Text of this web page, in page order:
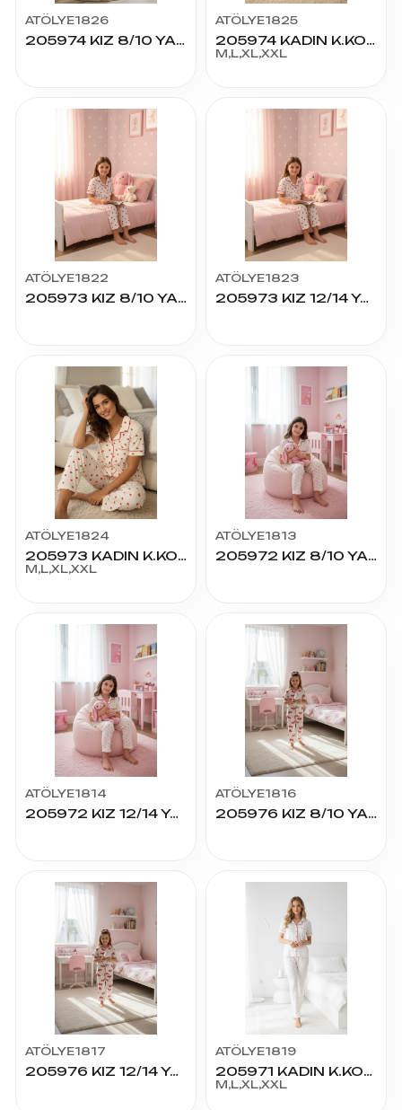
ATÖLYE1826
205974 KIZ 8/10 YAŞ K.KOL PİJAMA TAKIM
ATÖLYE1825
205974 KADIN K.KOL PİJAMA TAKIM
M,L,XL,XXL
ATÖLYE1822
205973 KIZ 8/10 YAŞ K.KOL PİJAMA TAKIM
ATÖLYE1823
205973 KIZ 12/14 YAŞ K.KOL PİJAMA TAKIM
ATÖLYE1824
205973 KADIN K.KOL PİJAMA TAKIM
M,L,XL,XXL
ATÖLYE1813
205972 KIZ 8/10 YAŞ K.KOL PİJAMA TAKIM
ATÖLYE1814
205972 KIZ 12/14 YAŞ K.KOL PİJAMA TAKIM
ATÖLYE1816
205976 KIZ 8/10 YAŞ K.KOL PİJAMA TAKIM
ATÖLYE1817
205976 KIZ 12/14 YAŞ K.KOL PİJAMA TAKIM
ATÖLYE1819
205971 KADIN K.KOL PİJAMA TAKIM
M,L,XL,XXL